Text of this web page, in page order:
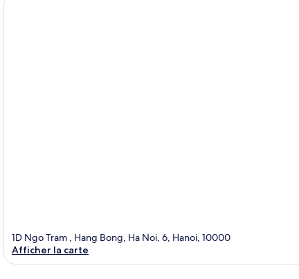
1D Ngo Tram , Hang Bong, Ha Noi, 6, Hanoi, 10000
Afficher la carte